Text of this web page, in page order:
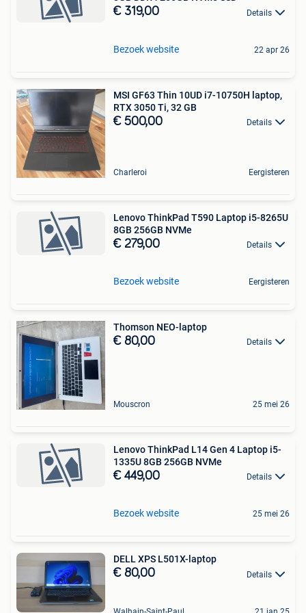
€ 319,00 Details
Bezoek website 22 apr 26
MSI GF63 Thin 10UD i7-10750H laptop,
RTX 3050 Ti, 32 GB
€ 500,00 Details
Charleroi Eergisteren
Lenovo ThinkPad T590 Laptop i5-8265U
8GB 256GB NVMe
€ 279,00 Details
Bezoek website Eergisteren
Thomson NEO-laptop
€ 80,00 Details
Mouscron 25 mei 26
Lenovo ThinkPad L14 Gen 4 Laptop i5-
1335U 8GB 256GB NVMe
€ 449,00 Details
Bezoek website 25 mei 26
DELL XPS L501X-laptop
€ 80,00 Details